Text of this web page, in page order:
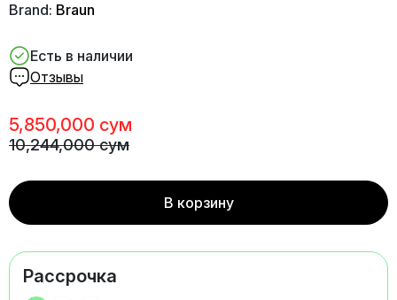
Brand: Braun
Есть в наличии
Отзывы
5,850,000 сум
10,244,000 сум
В корзину
Рассрочка